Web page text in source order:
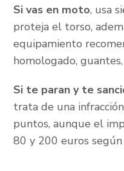
Si vas en moto, usa
proteja el torso,
equipamiento
homologado,
Si te paran y te
trata de una
puntos, aunque el
80 y 200 euros